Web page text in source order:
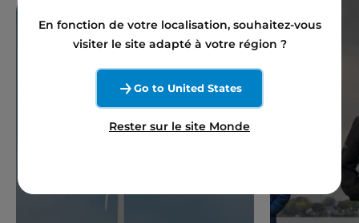
En fonction de votre localisation, souhaitez-vous
visiter le site adapté à votre région ?
Go to United States
Rester sur le site Monde